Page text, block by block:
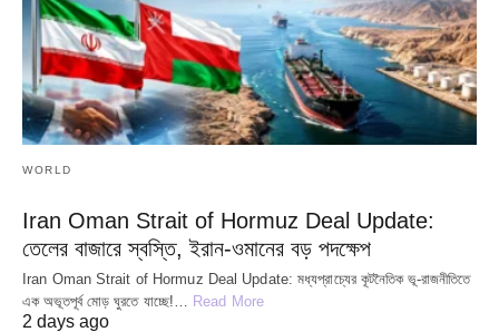
WORLD
Iran Oman Strait of Hormuz Deal Update:
তেলের বাজারে স্বস্তি, ইরান-ওমানের বড় পদক্ষেপ
Iran Oman Strait of Hormuz Deal Update: মধ্যপ্রাচ্যের কূটনৈতিক ভূ-রাজনীতিতে
এক অভূতপূর্ব মোড় ঘুরতে যাচ্ছে!… Read More
2 days ago